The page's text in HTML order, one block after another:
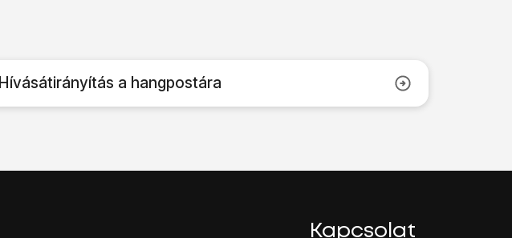
Hívásátirányítás a hangpostára
Kapcsolat